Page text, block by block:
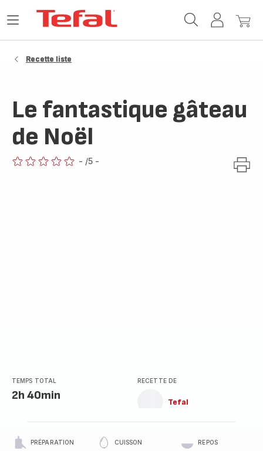
MonMon
Ouvrir
Recette liste
Le fantastique gâteau
de Noël
- /5 -
TEMPS TOTAL
2h 40min
RECETTE DE
Tefal
PRÉPARATION CUISSON REPOS